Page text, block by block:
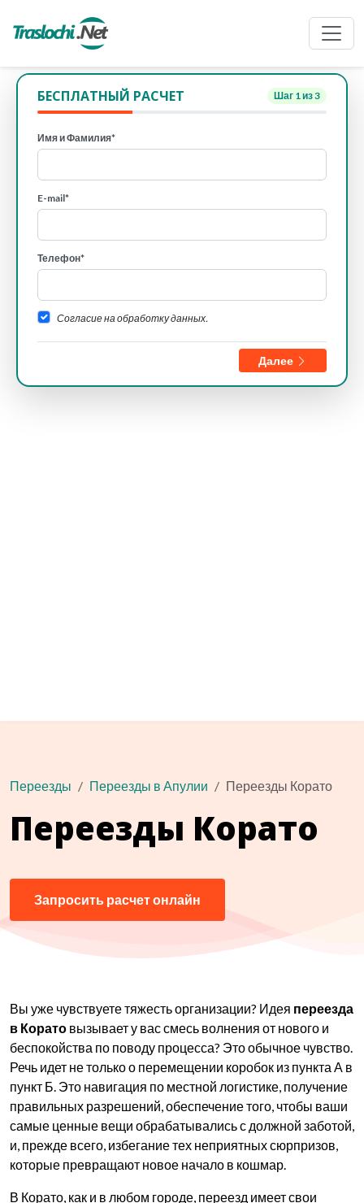
БЕСПЛАТНЫЙ РАСЧЕТ Шаг 1из 3
Имя и Фамилия*
E-mail*
Телефон*
Согласие на обработку данных.
Далее
Переезды Переезды в Апулии Переезды Корато
Переезды Корато
Запросить расчет онлайн
Вы уже чувствуете тяжесть организации? Идея переезда
в Корато вызывает у вас смесь волнения от нового и
беспокойства по поводу процесса? Это обычное чувство.
Речь идет не только о перемещении коробок из пункта А в
пункт Б. Это навигация по местной логистике, получение
правильных разрешений, обеспечение того, чтобы ваши
самые ценные вещи обрабатывались с должной заботой,
и, прежде всего, избегание тех неприятных сюрпризов,
которые превращают новое начало в кошмар.
В Корато, как и в любом городе, переезд имеет свои